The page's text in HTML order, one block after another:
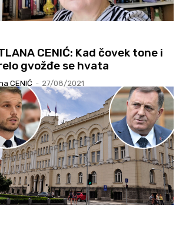
CENIĆ: Kad čovek tone i
gvožđe se hvata
CENIĆ - 27/08/2021